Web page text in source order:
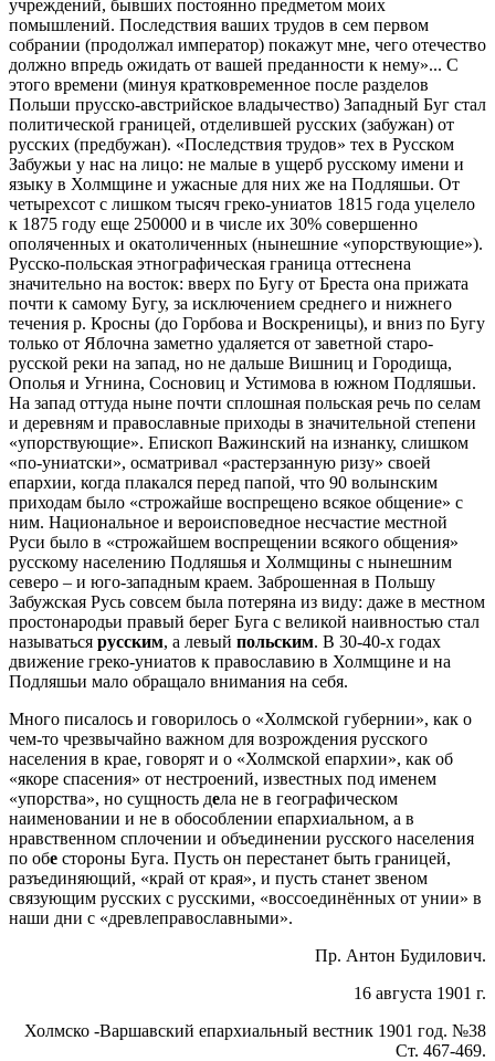
учреждений, бывших постоянно предметом моих
помышлений. Последствия ваших трудов в сем первом
собрании (продолжал император) покажут мне, чего отечество
должно впредь ожидать от вашей преданности к нему»... С
этого времени (минуя кратковременное после разделов
Польши прусско-австрийское владычество) Западный Буг стал
политической границей, отделившей русских (забужан) от
русских (предбужан). «Последствия трудов» тех в Русском
Забужьи у нас на лицо: не малые в ущерб русскому имени и
языку в Холмщине и ужасные для них же на Подляшьи. От
четырехсот с лишком тысяч греко-униатов 1815 года уцелело
к 1875 году еще 250000 и в числе их 30% совершенно
ополяченных и окатоличенных (нынешние «упорствующие»).
Русско-польская этнографическая граница оттеснена
значительно на восток: вверх по Бугу от Бреста она прижата
почти к самому Бугу, за исключением среднего и нижнего
течения р. Кросны (до Горбова и Воскреницы), и вниз по Бугу
только от Яблочна заметно удаляется от заветной старо-
русской реки на запад, но не дальше Вишниц и Городища,
Ополья и Угнина, Сосновиц и Устимова в южном Подляшьи.
На запад оттуда ныне почти сплошная польская речь по селам
и деревням и православные приходы в значительной степени
«упорствующие». Епископ Важинский на изнанку, слишком
«по-униатски», осматривал «растерзанную ризу» своей
епархии, когда плакался перед папой, что 90 волынским
приходам было «строжайше воспрещено всякое общение» с
ним. Национальное и вероисповедное несчастие местной
Руси было в «строжайшем воспрещении всякого общения»
русскому населению Подляшья и Холмщины с нынешним
северо – и юго-западным краем. Заброшенная в Польшу
Забужская Русь совсем была потеряна из виду: даже в местном
простонародьи правый берег Буга с великой наивностью стал
называться русским, а левый польским. В 30-40-х годах
движение греко-униатов к православию в Холмщине и на
Подляшьи мало обращало внимания на себя.
Много писалось и говорилось о «Холмской губернии», как о
чем-то чрезвычайно важном для возрождения русского
населения в крае, говорят и о «Холмской епархии», как об
«якоре спасения» от нестроений, известных под именем
«упорства», но сущность дела не в географическом
наименовании и не в обособлении епархиальном, а в
нравственном сплочении и объединении русского населения
по обе стороны Буга. Пусть он перестанет быть границей,
разъединяющий, «край от края», и пусть станет звеном
связующим русских с русскими, «воссоединённых от унии» в
наши дни с «древлеправославными».
Пр. Антон Будилович.
16 августа 1901 г.
Холмско -Варшавский епархиальный вестник 1901 год. №38
Ст. 467-469.